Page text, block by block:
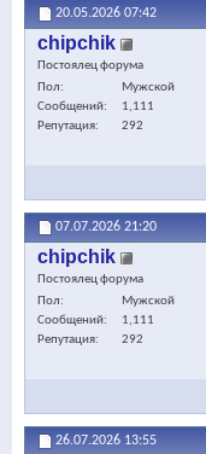
20.05.2026 07:42
chipchik
Постоялец форума
Пол
Мужской
Сообщений
1,111
Репутация
292
07.07.2026 21:20
chipchik
Постоялец форума
Пол
Мужской
Сообщений
1,111
Репутация
292
26.07.2026 13:55